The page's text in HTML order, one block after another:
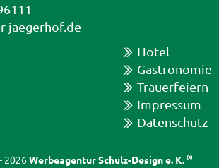
jaegerhof.de
Hotel
Gastronomie
Trauerfeiern
Impressum
Datenschutz
2026Werbeagentur Schulz-Design e. K.®